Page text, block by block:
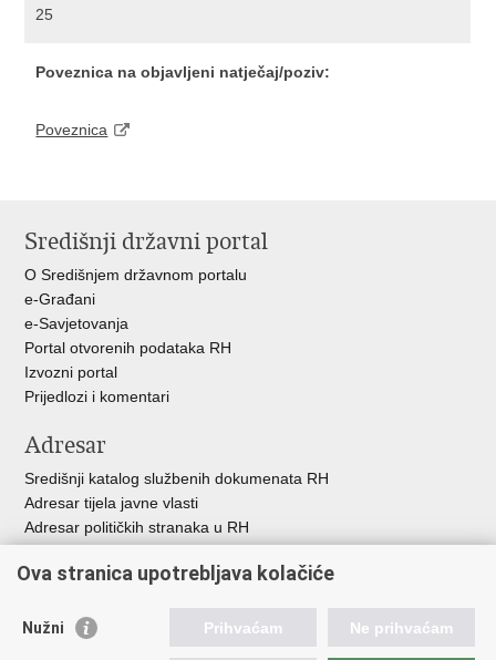
25
Poveznica na objavljeni natječaj/poziv:
Poveznica
Središnji državni portal
O Središnjem državnom portalu
e-Građani
e-Savjetovanja
Portal otvorenih podataka RH
Izvozni portal
Prijedlozi i komentari
Adresar
Središnji katalog službenih dokumenata RH
Adresar tijela javne vlasti
Adresar političkih stranaka u RH
Besplatni telefoni javne uprave
Važne poveznice
Ova stranica upotrebljava kolačiće
Nužni Prihvaćam Ne prihvaćam